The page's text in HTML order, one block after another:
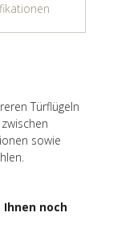
Türflügeln
sowie
Ihnen noch